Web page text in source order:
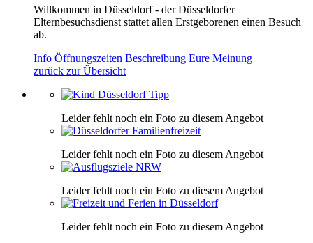
Willkommen in Düsseldorf - der Düsseldorfer
Elternbesuchsdienst stattet allen Erstgeborenen einen Besuch
ab.
Info Öffnungszeiten Beschreibung Eure Meinung
zurück zur Übersicht
Leider fehlt noch ein Foto zu diesem Angebot
Leider fehlt noch ein Foto zu diesem Angebot
Leider fehlt noch ein Foto zu diesem Angebot
Leider fehlt noch ein Foto zu diesem Angebot